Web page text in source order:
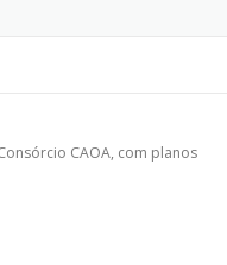
CAOA, com planos